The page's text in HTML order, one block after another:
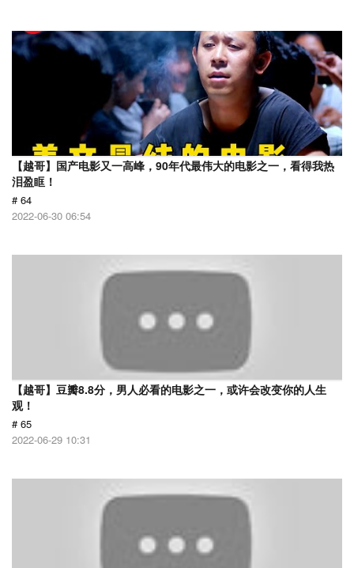
【越哥】国产电影又一高峰，90年代最伟大的电影之一，看得我热
泪盈眶！
# 64
2022-06-30 06:54
【越哥】豆瓣8.8分，男人必看的电影之一，或许会改变你的人生
观！
# 65
2022-06-29 10:31